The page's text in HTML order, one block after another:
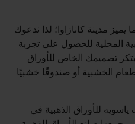
يميز مدينة كانازاوا؛ لذا ندعوك
المحلية للحصول على تجربة
تصميمك الخاص للأوراق
الخشبية أو صندوقًا خشبيًا
للأوراق الذهبية في